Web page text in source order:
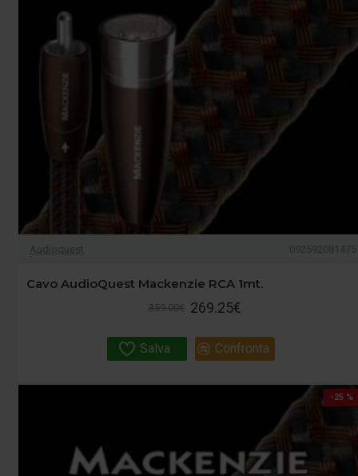
Audioquest 092592081475
Cavo AudioQuest Mackenzie RCA 1mt.
269.25€
359.00€
Salva Confronta
-25 %